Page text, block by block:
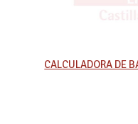
CALCULADORA DE